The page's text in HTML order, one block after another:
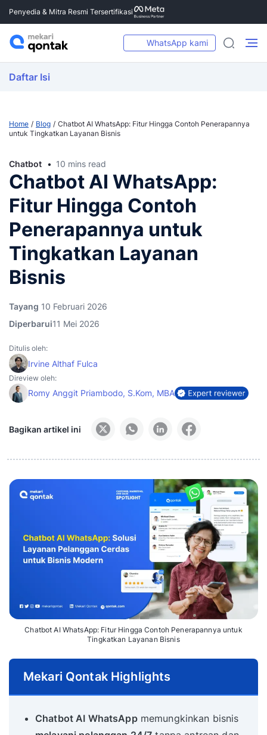
Penyedia & Mitra Resmi Tersertifikasi
WhatsApp kami
Daftar Isi
Home Blog
Chatbot AI WhatsApp: Fitur Hingga Contoh Penerapannya
untuk Tingkatkan Layanan Bisnis
Chatbot 10 mins read
Chatbot AI WhatsApp:
Fitur Hingga Contoh
Penerapannya untuk
Tingkatkan Layanan
Bisnis
Tayang 10 Februari 2026
Diperbarui11 Mei 2026
Ditulis oleh:
Irvine Althaf Fulca
Direview oleh:
Romy Anggit Priambodo, S.Kom, MBA
Bagikan artikel ini
Chatbot AI WhatsApp: Fitur Hingga Contoh Penerapannya untuk
Tingkatkan Layanan Bisnis
Mekari Qontak Highlights
Chatbot AI WhatsAppmemungkinkan bisnis